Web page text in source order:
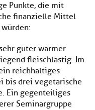
Punkte, die mit
finanzielle Mittel
guter warmer
fleischlastig. Im
reichhaltiges
bis drei vegetarische
Ein gegenteiliges
Seminargruppe